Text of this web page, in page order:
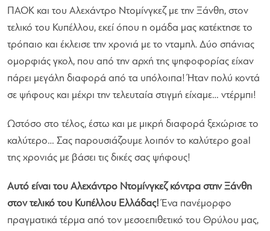
ΠΑΟΚ και του Αλεχάντρο Ντομίνγκεζ με την Ξάνθη, στον
τελικό του Κυπέλλου, εκεί όπου η ομάδα μας κατέκτησε το
τρόπαιο και έκλεισε την χρονιά με το νταμπλ. Δύο σπάνιας
ομορφιάς γκολ, που από την αρχή της ψηφοφορίας είχαν
πάρει μεγάλη διαφορά από τα υπόλοιπα! Ήταν πολύ κοντά
σε ψήφους και μέχρι την τελευταία στιγμή είχαμε… ντέρμπι!
Ωστόσο στο τέλος, έστω και με μικρή διαφορά ξεχώρισε το
καλύτερο… Σας παρουσιάζουμε λοιπόν το καλύτερο goal
της χρονιάς με βάσει τις δικές σας ψήφους!
Αυτό είναι του Αλεχάντρο Ντομίνγκεζ κόντρα στην Ξάνθη
στον τελικό του Κυπέλλου Ελλάδας!Ένα πανέμορφο
πραγματικά τέρμα από τον μεσοεπιθετικό του Θρύλου μας,